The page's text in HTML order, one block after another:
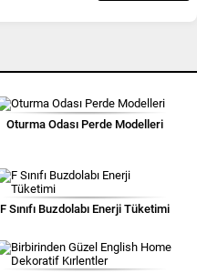
Oturma Odası Perde Modelleri
F Sınıfı Buzdolabı Enerji Tüketimi